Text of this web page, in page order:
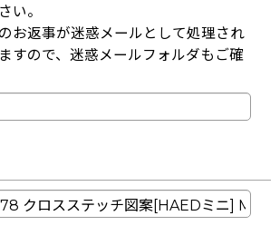
い。
お返事が迷惑メールとして処理され
すので、迷惑メールフォルダもご確